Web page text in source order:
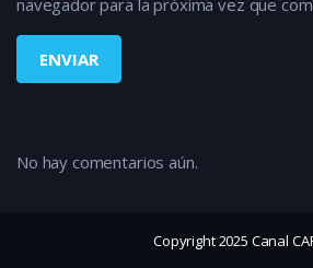
No hay comentarios aún.
Copyright 2025 Canal